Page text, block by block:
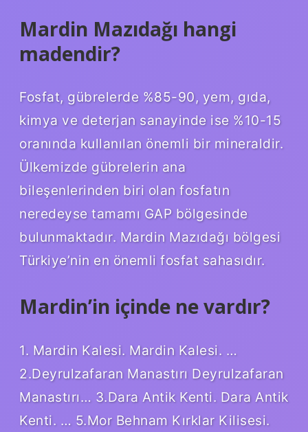
Mardin Mazıdağı hangi
madendir?
Fosfat, gübrelerde %85-90, yem, gıda,
kimya ve deterjan sanayinde ise %10-15
oranında kullanılan önemli bir mineraldir.
Ülkemizde gübrelerin ana
bileşenlerinden biri olan fosfatın
neredeyse tamamı GAP bölgesinde
bulunmaktadır. Mardin Mazıdağı bölgesi
Türkiye’nin en önemli fosfat sahasıdır.
Mardin’in içinde ne vardır?
1. Mardin Kalesi. Mardin Kalesi. …
2.Deyrulzafaran Manastırı Deyrulzafaran
Manastırı… 3.Dara Antik Kenti. Dara Antik
Kenti. … 5.Mor Behnam Kırklar Kilisesi.